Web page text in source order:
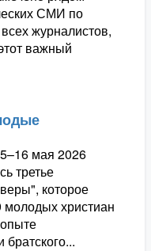
СМИ по
журналистов,
важный
мая 2026
третье
которое
христиан
братского...